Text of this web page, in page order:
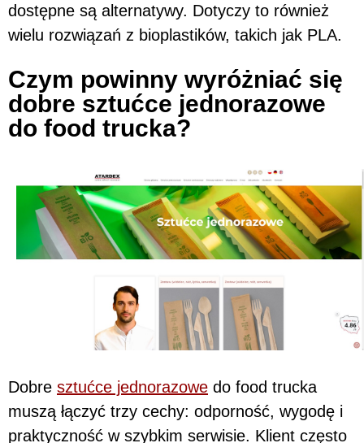
dostępne są alternatywy. Dotyczy to również
wielu rozwiązań z bioplastików, takich jak PLA.
Czym powinny wyróżniać się
dobre sztućce jednorazowe
do food trucka?
Dobre sztućce jednorazowe do food trucka
muszą łączyć trzy cechy: odporność, wygodę i
praktyczność w szybkim serwisie. Klient często